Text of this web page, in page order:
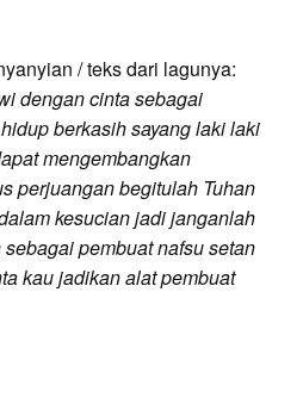
/ teks dari lagunya:
dengan cinta sebagai
berkasih sayang laki laki
mengembangkan
perjuangan begitulah Tuhan
kesucian jadi janganlah
pembuat nafsu setan
kau jadikan alat pembuat